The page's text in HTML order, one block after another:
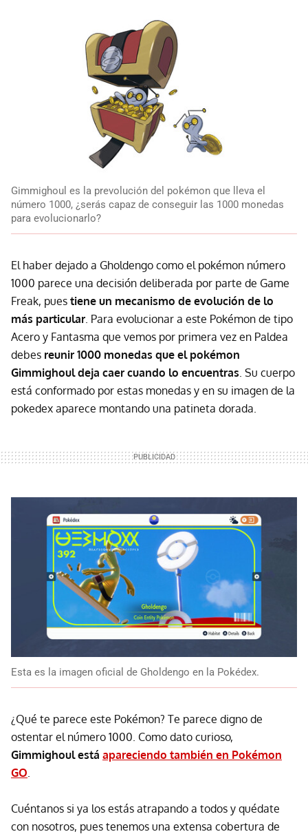
Gimmighoul es la prevolución del pokémon que lleva el
número 1000, ¿serás capaz de conseguir las 1000 monedas
para evolucionarlo?
El haber dejado a Gholdengo como el pokémon número
1000 parece una decisión deliberada por parte de Game
Freak, pues tiene un mecanismo de evolución de lo
más particular . Para evolucionar a este Pokémon de tipo
Acero y Fantasma que vemos por primera vez en Paldea
debes reunir 1000 monedas que el pokémon
Gimmighoul deja caer cuando lo encuentras . Su cuerpo
está conformado por estas monedas y en su imagen de la
pokedex aparece montando una patineta dorada.
Esta es la imagen oficial de Gholdengo en la Pokédex.
¿Qué te parece este Pokémon? Te parece digno de
ostentar el número 1000. Como dato curioso,
Gimmighoul está apareciendo también en Pokémon
GO
Cuéntanos si ya los estás atrapando a todos y quédate
con nosotros, pues tenemos una extensa cobertura de